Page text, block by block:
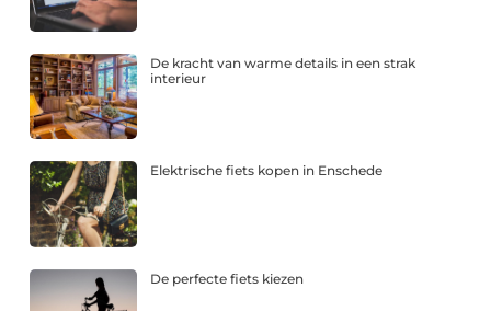
De kracht van warme details in een strak
interieur
Elektrische fiets kopen in Enschede
De perfecte fiets kiezen